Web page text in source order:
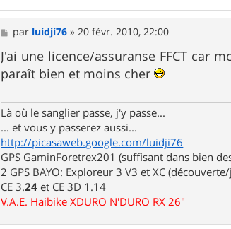
M
e
s
s
a
par luidji76 »20 févr. 2010, 22:00
J'ai une licence/assuranse FFCT car
paraît bien et moins cher
Là où le sanglier passe, j'y passe...
... et vous y passerez aussi...
http://picasaweb.google.com/luidji76
GPS GaminForetrex201 (suffisant dans bien
2 GPS BAYO: Exploreur 3 V3 et XC
CE 3.24 et CE 3D 1.14
V.A.E. Haibike XDURO N'DURO RX 26"